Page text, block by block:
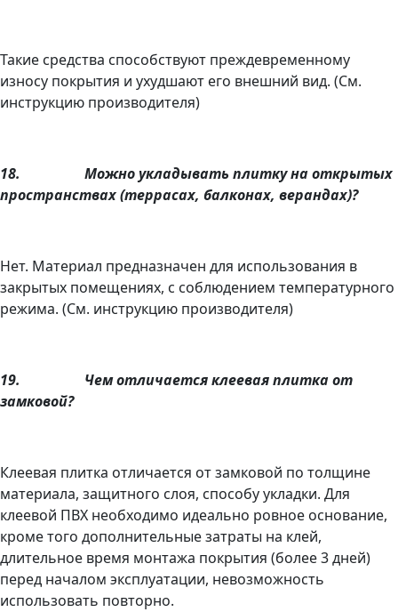
Такие средства способствуют преждевременному
износу покрытия и ухудшают его внешний вид. (См.
инструкцию производителя)
18. Можно укладывать плитку на открытых
пространствах (террасах, балконах, верандах)?
Нет. Материал предназначен для использования в
закрытых помещениях, с соблюдением температурного
режима. (См. инструкцию производителя)
19. Чем отличается клеевая плитка от
замковой?
Клеевая плитка отличается от замковой по толщине
материала, защитного слоя, способу укладки. Для
клеевой ПВХ необходимо идеально ровное основание,
кроме того дополнительные затраты на клей,
длительное время монтажа покрытия (более 3 дней)
перед началом эксплуатации, невозможность
использовать повторно.